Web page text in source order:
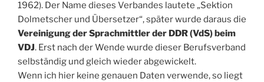
1962). Der Name dieses Verbandes lautete „Sektion
Dolmetscher und Übersetzer“, später wurde daraus die
Vereinigung der Sprachmittler der DDR (VdS) beim
VDJ. Erst nach der Wende wurde dieser Berufsverband
selbständig und gleich wieder abgewickelt.
Wenn ich hier keine genauen Daten verwende, so liegt